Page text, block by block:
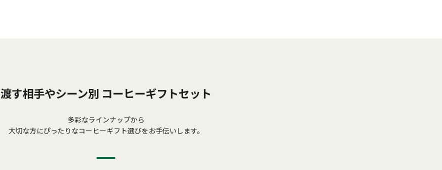
渡す相手やシーン別 コーヒーギフトセット
多彩なラインナップから
大切な方にぴったりなコーヒーギフト選びをお手伝いします。